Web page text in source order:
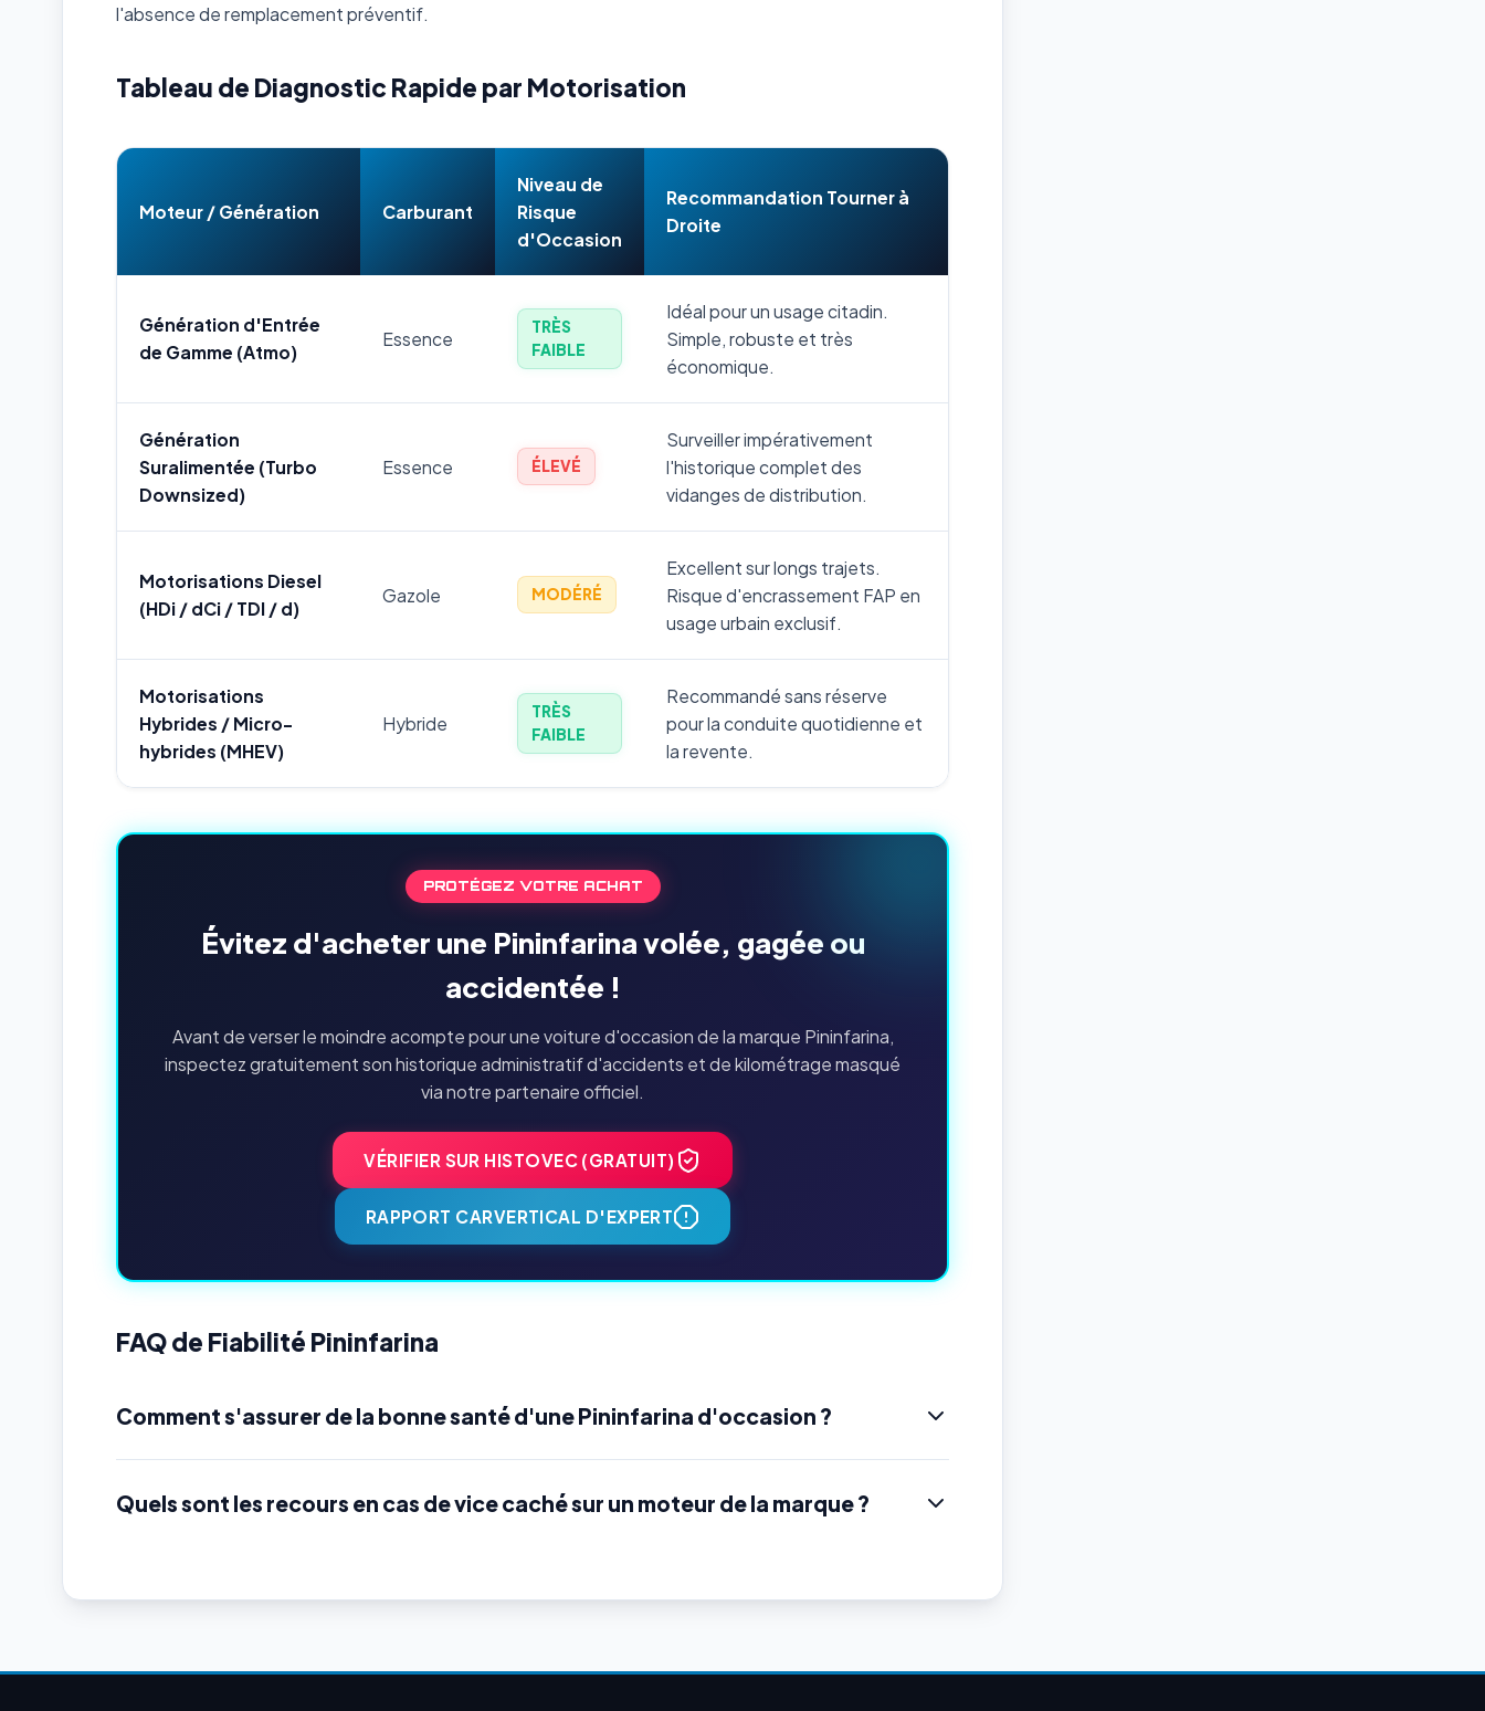
l'absence de remplacement préventif.
Tableau de Diagnostic Rapide par Motorisation
Moteur / Génération Carburant
Niveau de
Risque
d'Occasion
Recommandation Tourner à
Droite
Génération d'Entrée
de Gamme (Atmo)
Essence
TRÈS
FAIBLE
Idéal pour un usage citadin.
Simple, robuste et très
économique.
Génération
Suralimentée (Turbo
Downsized)
Essence ÉLEVÉ
Surveiller impérativement
l'historique complet des
vidanges de distribution.
Motorisations Diesel
(HDi / dCi / TDI / d)
Gazole MODÉRÉ
Excellent sur longs trajets.
Risque d'encrassement FAP en
usage urbain exclusif.
Motorisations
Hybrides / Micro-
hybrides (MHEV)
Hybride
TRÈS
FAIBLE
Recommandé sans réserve
pour la conduite quotidienne et
la revente.
PROTÉGEZ VOTRE ACHAT
Évitez d'acheter une Pininfarina volée, gagée ou
accidentée !
Avant de verser le moindre acompte pour une voiture d'occasion de la marque Pininfarina,
inspectez gratuitement son historique administratif d'accidents et de kilométrage masqué
via notre partenaire officiel.
VÉRIFIER SUR HISTOVEC (GRATUIT)
RAPPORT CARVERTICAL D'EXPERT
FAQ de Fiabilité Pininfarina
Comment s'assurer de la bonne santé d'une Pininfarina d'occasion ?
Quels sont les recours en cas de vice caché sur un moteur de la marque ?